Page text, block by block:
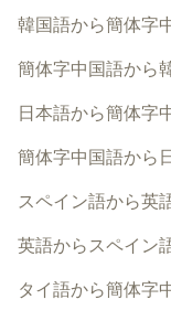
韓国語から簡体字
簡体字中国語から
日本語から簡体字
簡体字中国語から
スペイン語から英
英語からスペイン
タイ語から簡体字